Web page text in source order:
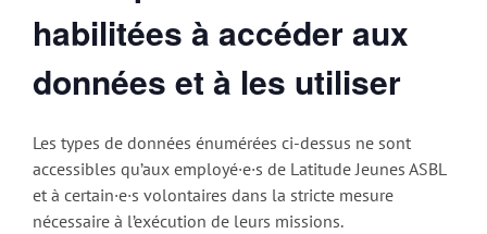
habilitées à accéder aux
données et à les utiliser
Les types de données énumérées ci-dessus ne sont
accessibles qu’aux employé·e·s de Latitude Jeunes ASBL
et à certain·e·s volontaires dans la stricte mesure
nécessaire à l’exécution de leurs missions.